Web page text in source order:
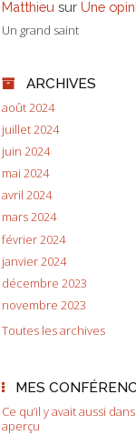
Matthieu sur Une
Un grand saint
ARCHIVES
août 2024
juillet 2024
juin 2024
mai 2024
avril 2024
mars 2024
février 2024
janvier 2024
décembre 2023
novembre 2023
Toutes les archives
MES
Ce qu’il y avait aussi
aperçu